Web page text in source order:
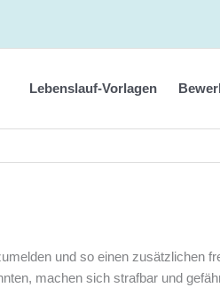
Lebenslauf-Vorlagen
und so einen zusätzlichen
machen sich strafbar und